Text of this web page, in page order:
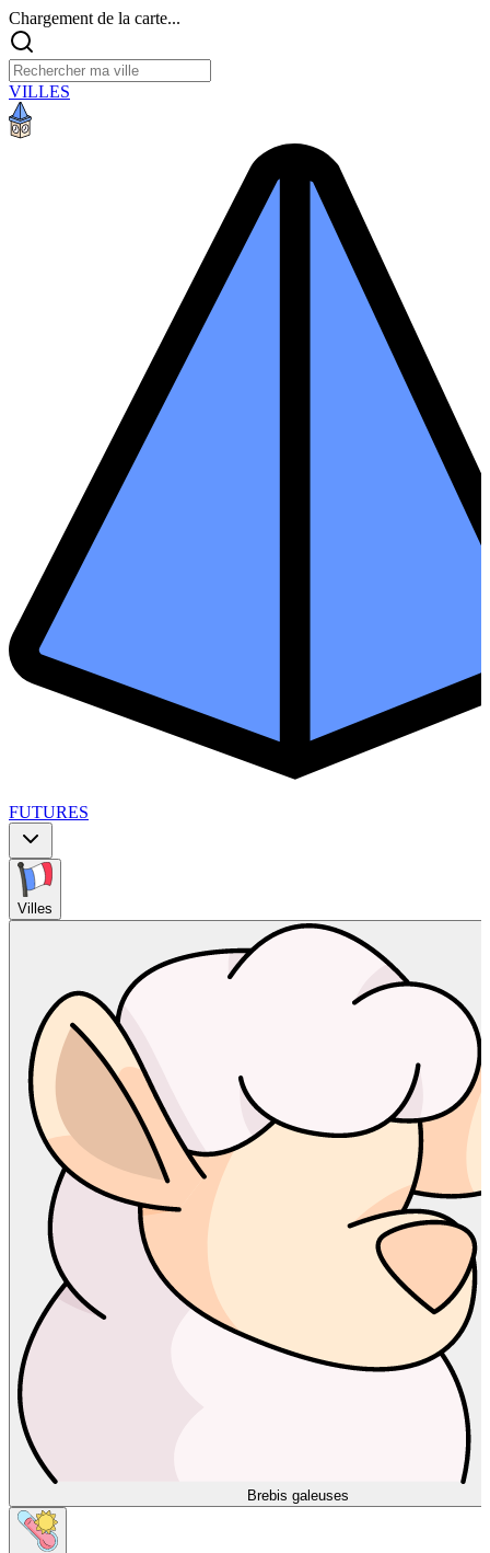
Chargement de la carte...
VILLES
FUTURES
Villes
Brebis galeuses